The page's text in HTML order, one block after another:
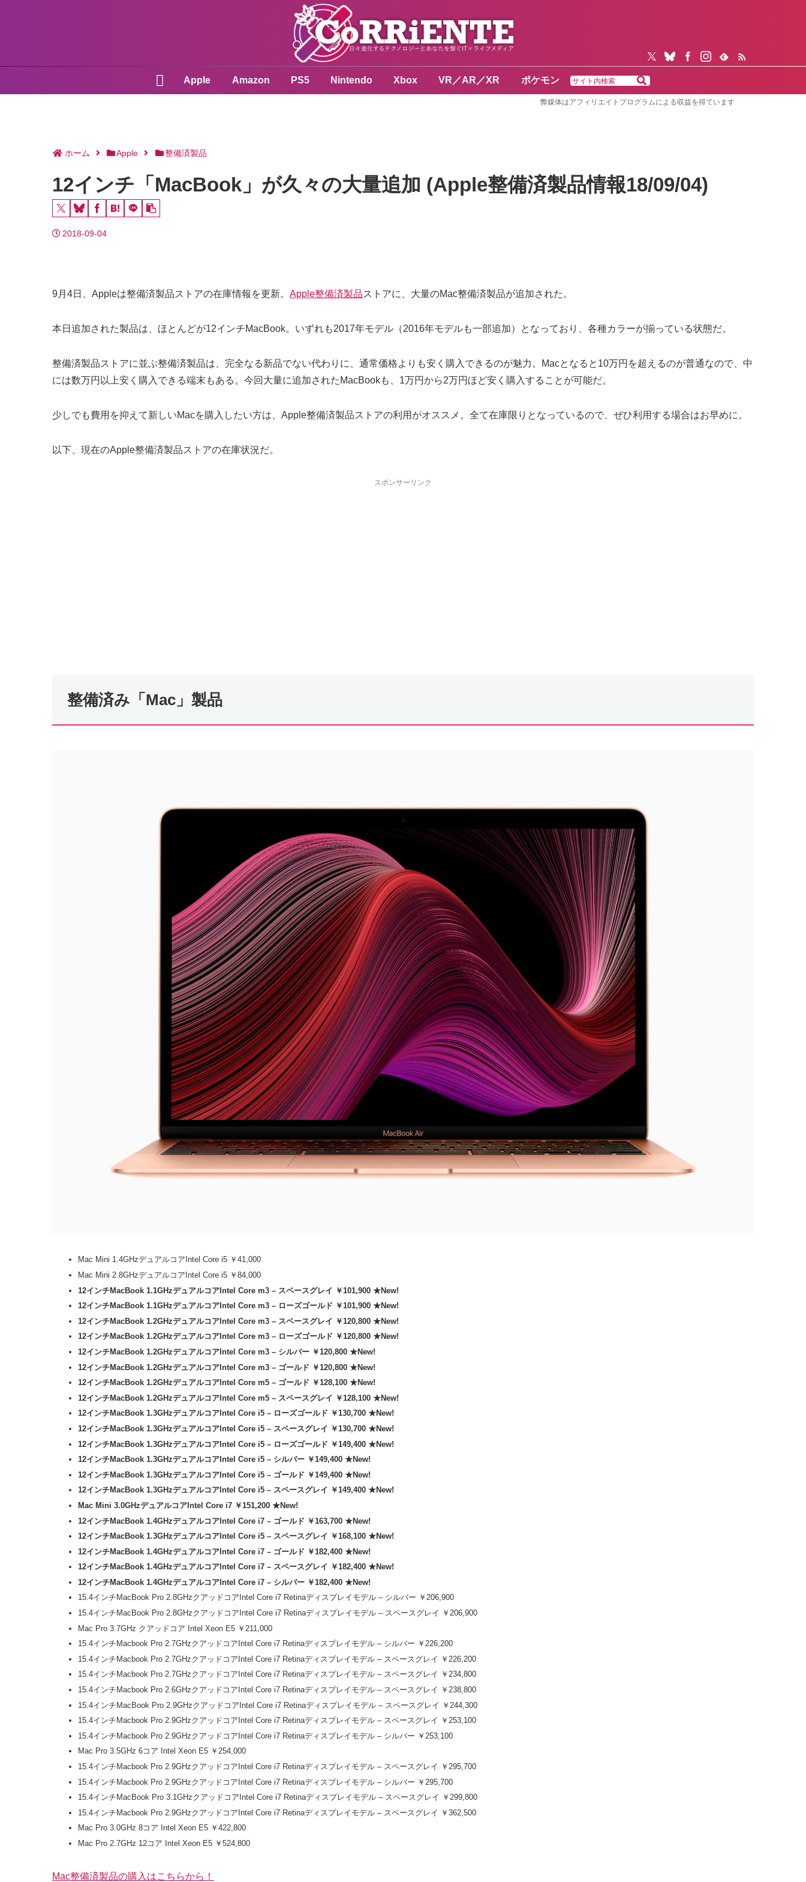
Apple Amazon PS5 Nintendo Xbox VR／AR／XR ポケモン
弊媒体はアフィリエイトプログラムによる収益を得ています
ホーム Apple 整備済製品
12インチ「MacBook」が久々の大量追加 (Apple整備済製品情報18/09/04)
2018-09-04
9月4日、Appleは整備済製品ストアの在庫情報を更新。 Apple整備済製品ストアに、大量のMac整備済製品が追加された。
本日追加された製品は、ほとんどが12インチMacBook。いずれも2017年モデル（2016年モデルも一部追加）となっており、各種カラーが揃っている状態だ。
整備済製品ストアに並ぶ整備済製品は、完全なる新品でない代わりに、通常価格よりも安く購入できるのが魅力。Macとなると10万円を超えるのが普通なので、中
には数万円以上安く購入できる端末もある。今回大量に追加されたMacBookも、1万円から2万円ほど安く購入することが可能だ。
少しでも費用を抑えて新しいMacを購入したい方は、Apple整備済製品ストアの利用がオススメ。全て在庫限りとなっているので、ぜひ利用する場合はお早めに。
以下、現在のApple整備済製品ストアの在庫状況だ。
スポンサーリンク
整備済み「Mac」製品
Mac Mini 1.4GHzデュアルコアIntel Core i5 ￥41,000
Mac Mini 2.8GHzデュアルコアIntel Core i5 ￥84,000
12インチMacBook 1.1GHzデュアルコアIntel Core m3 – スペースグレイ ￥101,900 ★New!
12インチMacBook 1.1GHzデュアルコアIntel Core m3 – ローズゴールド ￥101,900 ★New!
12インチMacBook 1.2GHzデュアルコアIntel Core m3 – スペースグレイ ￥120,800 ★New!
12インチMacBook 1.2GHzデュアルコアIntel Core m3 – ローズゴールド ￥120,800 ★New!
12インチMacBook 1.2GHzデュアルコアIntel Core m3 – シルバー ￥120,800 ★New!
12インチMacBook 1.2GHzデュアルコアIntel Core m3 – ゴールド ￥120,800 ★New!
12インチMacBook 1.2GHzデュアルコアIntel Core m5 – ゴールド ￥128,100 ★New!
12インチMacBook 1.2GHzデュアルコアIntel Core m5 – スペースグレイ ￥128,100 ★New!
12インチMacBook 1.3GHzデュアルコアIntel Core i5 – ローズゴールド ￥130,700 ★New!
12インチMacBook 1.3GHzデュアルコアIntel Core i5 – スペースグレイ ￥130,700 ★New!
12インチMacBook 1.3GHzデュアルコアIntel Core i5 – ローズゴールド ￥149,400 ★New!
12インチMacBook 1.3GHzデュアルコアIntel Core i5 – シルバー ￥149,400 ★New!
12インチMacBook 1.3GHzデュアルコアIntel Core i5 – ゴールド ￥149,400 ★New!
12インチMacBook 1.3GHzデュアルコアIntel Core i5 – スペースグレイ ￥149,400 ★New!
Mac Mini 3.0GHzデュアルコアIntel Core i7 ￥151,200 ★New!
12インチMacBook 1.4GHzデュアルコアIntel Core i7 – ゴールド ￥163,700 ★New!
12インチMacBook 1.3GHzデュアルコアIntel Core i5 – スペースグレイ ￥168,100 ★New!
12インチMacBook 1.4GHzデュアルコアIntel Core i7 – ゴールド ￥182,400 ★New!
12インチMacBook 1.4GHzデュアルコアIntel Core i7 – スペースグレイ ￥182,400 ★New!
12インチMacBook 1.4GHzデュアルコアIntel Core i7 – シルバー ￥182,400 ★New!
15.4インチMacBook Pro 2.8GHzクアッドコアIntel Core i7 Retinaディスプレイモデル – シルバー ￥206,900
15.4インチMacBook Pro 2.8GHzクアッドコアIntel Core i7 Retinaディスプレイモデル – スペースグレイ ￥206,900
Mac Pro 3.7GHz クアッドコア Intel Xeon E5 ￥211,000
15.4インチMacbook Pro 2.7GHzクアッドコアIntel Core i7 Retinaディスプレイモデル – シルバー ￥226,200
15.4インチMacbook Pro 2.7GHzクアッドコアIntel Core i7 Retinaディスプレイモデル – スペースグレイ ￥226,200
15.4インチMacbook Pro 2.7GHzクアッドコアIntel Core i7 Retinaディスプレイモデル – スペースグレイ ￥234,800
15.4インチMacbook Pro 2.6GHzクアッドコアIntel Core i7 Retinaディスプレイモデル – スペースグレイ ￥238,800
15.4インチMacBook Pro 2.9GHzクアッドコアIntel Core i7 Retinaディスプレイモデル – スペースグレイ ￥244,300
15.4インチMacbook Pro 2.9GHzクアッドコアIntel Core i7 Retinaディスプレイモデル – スペースグレイ ￥253,100
15.4インチMacbook Pro 2.9GHzクアッドコアIntel Core i7 Retinaディスプレイモデル – シルバー ￥253,100
Mac Pro 3.5GHz 6コア Intel Xeon E5 ￥254,000
15.4インチMacbook Pro 2.9GHzクアッドコアIntel Core i7 Retinaディスプレイモデル – スペースグレイ ￥295,700
15.4インチMacbook Pro 2.9GHzクアッドコアIntel Core i7 Retinaディスプレイモデル – シルバー ￥295,700
15.4インチMacBook Pro 3.1GHzクアッドコアIntel Core i7 Retinaディスプレイモデル – スペースグレイ ￥299,800
15.4インチMacbook Pro 2.9GHzクアッドコアIntel Core i7 Retinaディスプレイモデル – スペースグレイ ￥362,500
Mac Pro 3.0GHz 8コア Intel Xeon E5 ￥422,800
Mac Pro 2.7GHz 12コア Intel Xeon E5 ￥524,800
Mac整備済製品の購入はこちらから！